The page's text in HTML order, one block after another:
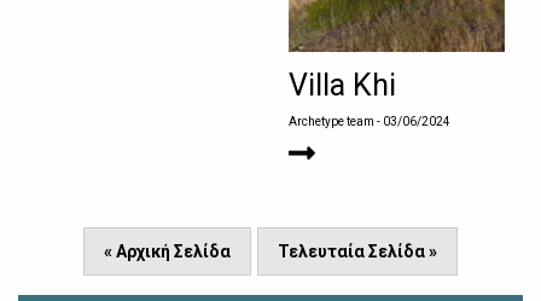
Villa Khi
Archetype team - 03/06/2024
« Αρχική Σελίδα Τελευταία Σελίδα »